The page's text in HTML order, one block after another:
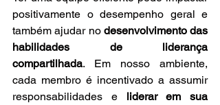
positivamente o desempenho geral e
também ajudar no desenvolvimento das
habilidades de liderança
compartilhada. Em nosso ambiente,
cada membro é incentivado a assumir
responsabilidades e liderar em sua